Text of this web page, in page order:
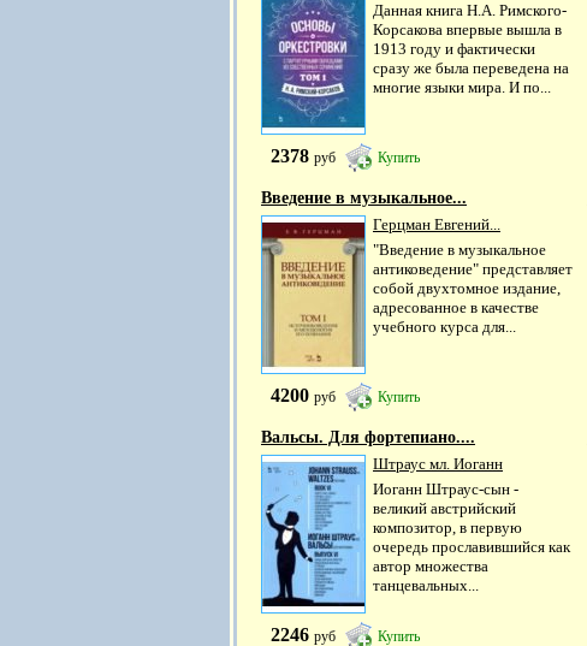
Данная книга Н.А. Римского-
Корсакова впервые вышла в
1913 году и фактически
сразу же была переведена на
многие языки мира. И по...
2378 руб Купить
Введение в музыкальное...
Герцман Евгений...
"Введение в музыкальное
антиковедение" представляет
собой двухтомное издание,
адресованное в качестве
учебного курса для...
4200 руб Купить
Вальсы. Для фортепиано....
Штраус мл. Иоганн
Иоганн Штраус-сын -
великий австрийский
композитор, в первую
очередь прославившийся как
автор множества
танцевальных...
2246 руб Купить